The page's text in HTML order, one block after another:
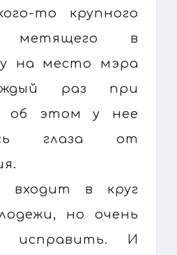
то крупного
метящего в
на место мэра
раз при
об этом у нее
глаза от
входит в круг
но очень
исправить. И